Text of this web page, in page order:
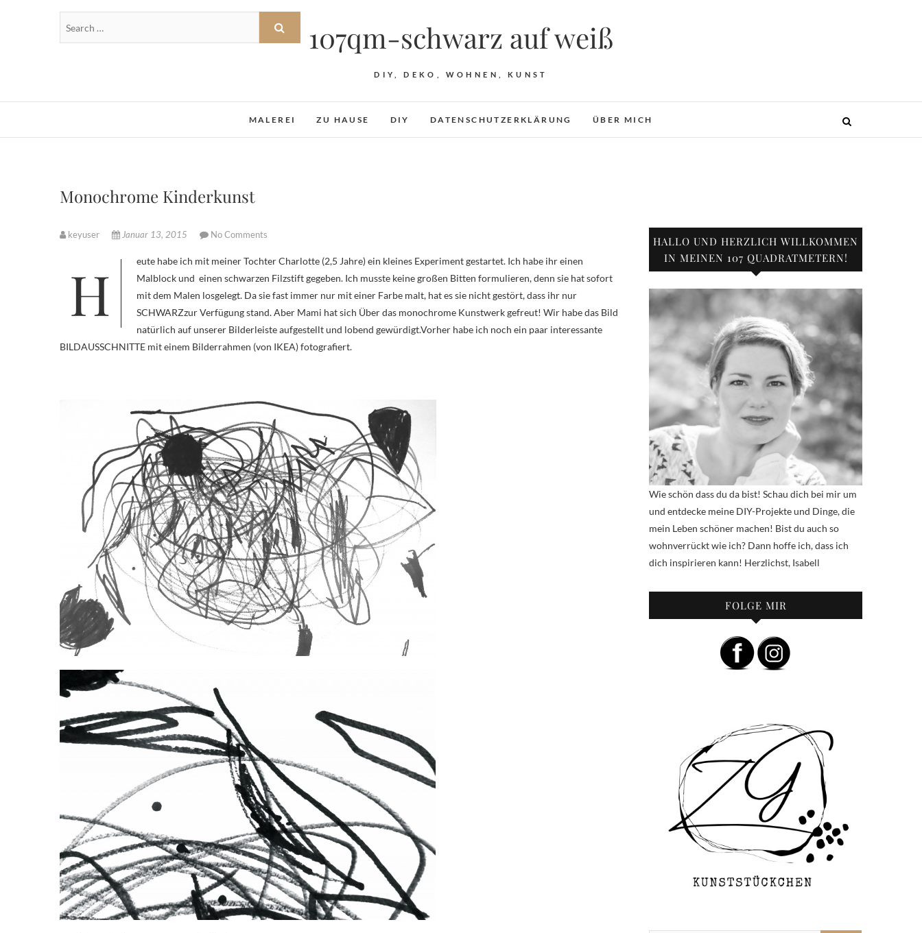
107qm-schwarz auf weiß
DIY, DEKO, WOHNEN, KUNST
MALEREI ZU HAUSE DIY DATENSCHUTZERKLÄRUNG ÜBER MICH
Monochrome Kinderkunst
keyuser Januar 13, 2015 No Comments
Heute habe ich mit meiner Tochter Charlotte (2,5 Jahre) ein kleines Experiment gestartet. Ich habe ihr einen
Malblock und einen schwarzen Filzstift gegeben. Ich musste keine großen Bitten formulieren, denn sie hat sofort
mit dem Malen losgelegt. Da sie fast immer nur mit einer Farbe malt, hat es sie nicht gestört, dass ihr nur
SCHWARZzur Verfügung stand. Aber Mami hat sich Über das monochrome Kunstwerk gefreut! Wir habe das Bild
natürlich auf unserer Bilderleiste aufgestellt und lobend gewürdigt.Vorher habe ich noch ein paar interessante
BILDAUSSCHNITTE mit einem Bilderrahmen (von IKEA) fotografiert.
HALLO UND HERZLICH WILLKOMMEN
IN MEINEN 107 QUADRATMETERN!
Wie schön dass du da bist! Schau dich bei mir um
und entdecke meine DIY-Projekte und Dinge, die
mein Leben schöner machen! Bist du auch so
wohnverrückt wie ich? Dann hoffe ich, dass ich
dich inspirieren kann! Herzlichst, Isabell
FOLGE MIR